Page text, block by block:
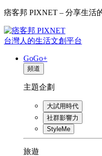
痞客邦 PIXNET – 分享生活
台灣人的生活文創平台
GoGo+
頻道
主題企劃
大試用時代
社群影響力
StyleMe
旅遊